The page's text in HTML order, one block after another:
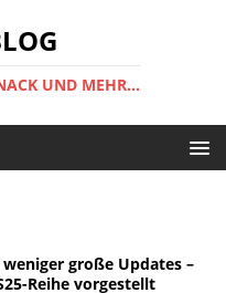
UND MEHR...
große Updates –
Reihe vorgestellt